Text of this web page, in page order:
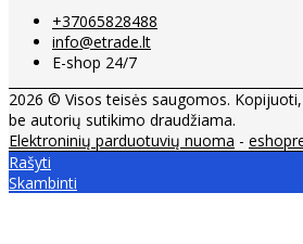
+37065828488
info@etrade.lt
E-shop 24/7
2026 © Visos teisės saugomos.
be autorių sutikimo draudžiama.
Elektroninių parduotuvių nuoma -
Rašyti
Skambinti